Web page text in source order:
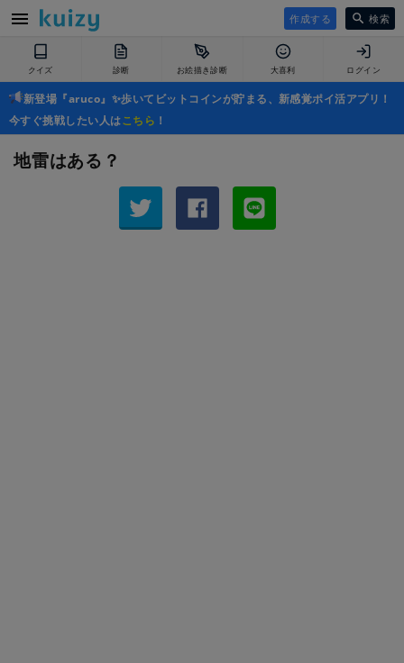
作成する 検索
クイズ 診断 お絵描き診断 大喜利 ログイン
新登場『aruco』✨歩いてビットコインが貯まる、新感覚ポイ活アプリ！
今すぐ挑戦したい人はこちら ！
地雷はある？